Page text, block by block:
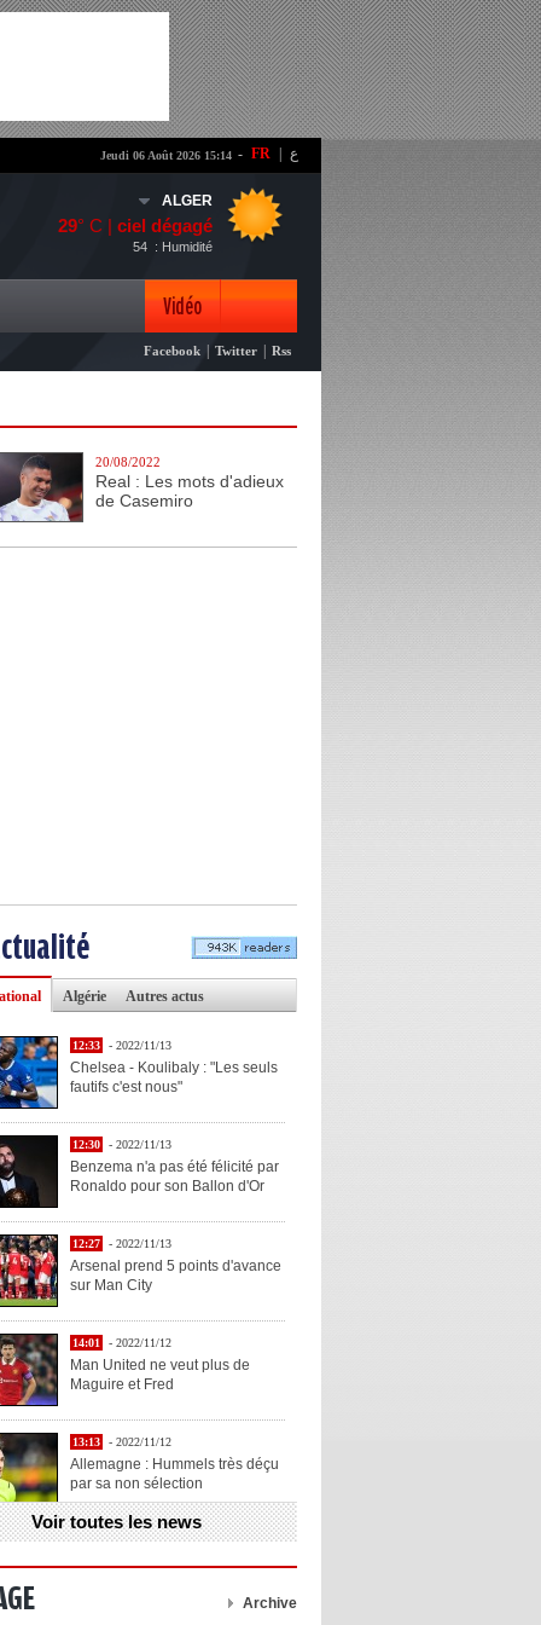
- FR ع Jeudi 06 Août 2026 15:14
ALGER
29° C | ciel dégagé
: Humidité
54
Vidéo
Photo
Facebook Twitter Rss
20/08/2022
Real : Les mots d'adieux
de Casemiro
Algérie Autres actus
12:33 - 2022/11/13
Chelsea - Koulibaly : "Les seuls
fautifs c'est nous"
12:30 - 2022/11/13
Benzema n'a pas été félicité par
Ronaldo pour son Ballon d'Or
12:27 - 2022/11/13
Arsenal prend 5 points d'avance
sur Man City
14:01 - 2022/11/12
Man United ne veut plus de
Maguire et Fred
13:13 - 2022/11/12
Allemagne : Hummels très déçu
par sa non sélection
13:11 - 2022/11/12
Henry explique la chose qu'il
Voir toutes les news
Archive